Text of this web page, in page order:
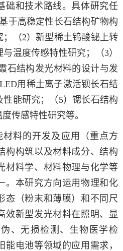
础和技术路线。具体研究任
于高稳定性长石结构矿物构
（2）新型稀土钨酸铋上转
温度传感特性研究；（3）
石结构发光材料的设计与发
用稀土离子激活钡长石结
能研究；（5）锶长石结构
传感特性研究等。
料的开发及应用（重点方
构构筑以及材料成分、结构
材料学、材料物理与化学等
。本研究方向运用物理和化
态（粉末和薄膜）和不同尺
效新型发光材料在照明、显
、无损检测、 生物医学检
能电池等领域的应用需求，